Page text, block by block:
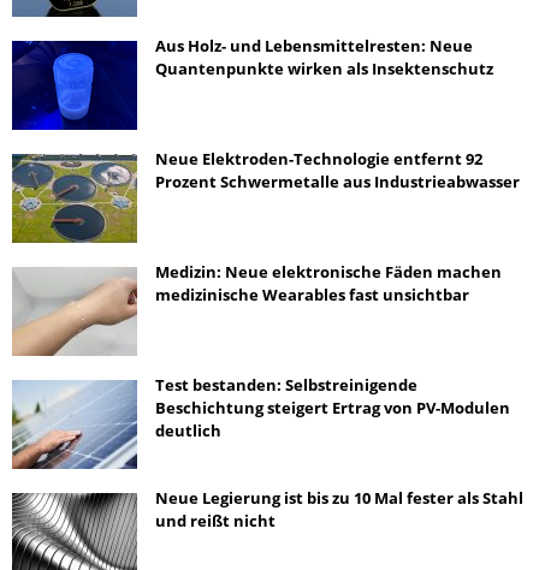
Aus Holz- und Lebensmittelresten: Neue
Quantenpunkte wirken als Insektenschutz
Neue Elektroden-Technologie entfernt 92
Prozent Schwermetalle aus Industrieabwasser
Medizin: Neue elektronische Fäden machen
medizinische Wearables fast unsichtbar
Test bestanden: Selbstreinigende
Beschichtung steigert Ertrag von PV-Modulen
deutlich
Neue Legierung ist bis zu 10 Mal fester als Stahl
und reißt nicht